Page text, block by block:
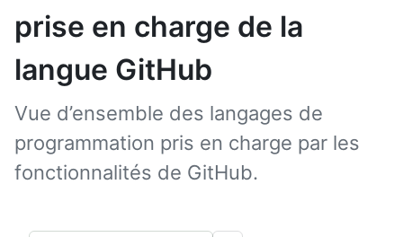
prise en charge de la
langue GitHub
Vue d’ensemble des langages de
programmation pris en charge par les
fonctionnalités de GitHub.